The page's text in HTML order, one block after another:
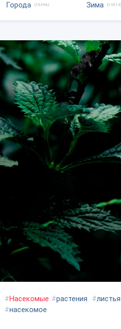
Города (15296) Зима (13513)
#Насекомые #растения #листья
#насекомое